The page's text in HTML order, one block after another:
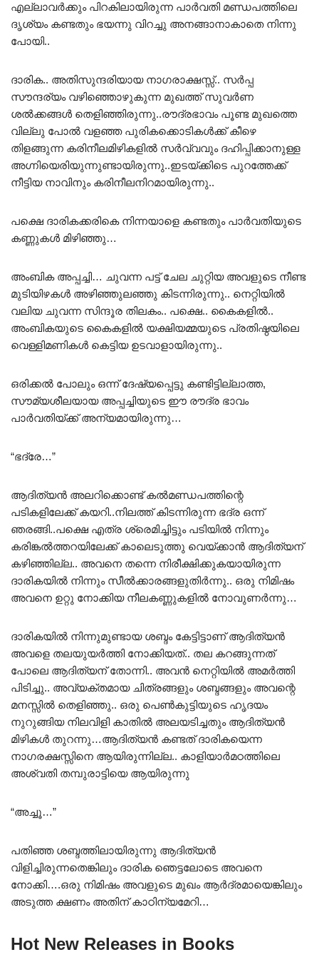
എല്ലാവർക്കും പിറകിലായിരുന്ന പാർവതി മണ്ഡപത്തിലെ
ദൃശ്യം കണ്ടതും ഭയന്നു വിറച്ചു അനങ്ങാനാകാതെ നിന്നു
പോയി..
ദാരിക.. അതിസുന്ദരിയായ നാഗരാക്ഷസ്സ്.. സർപ്പ
സൗന്ദര്യം വഴിഞ്ഞൊഴുകുന്ന മുഖത്ത് സുവർണ
ശൽക്കങ്ങൾ തെളിഞ്ഞിരുന്നു..രൗദ്രഭാവം പൂണ്ട മുഖത്തെ
വില്ലു പോൽ വളഞ്ഞ പുരികക്കൊടികൾക്ക് കീഴെ
തിളങ്ങുന്ന കരിനീലമിഴികളിൽ സർവ്വവും ദഹിപ്പിക്കാനുള്ള
അഗ്നിയെരിയുന്നുണ്ടായിരുന്നു..ഇടയ്ക്കിടെ പുറത്തേക്ക്
നീട്ടിയ നാവിനും കരിനീലനിറമായിരുന്നു..
പക്ഷെ ദാരികക്കരികെ നിന്നയാളെ കണ്ടതും പാർവതിയുടെ
കണ്ണുകൾ മിഴിഞ്ഞു…
അംബിക അപ്പച്ചി… ചുവന്ന പട്ട് ചേല ചുറ്റിയ അവളുടെ നീണ്ട
മുടിയിഴകൾ അഴിഞ്ഞുലഞ്ഞു കിടന്നിരുന്നു.. നെറ്റിയിൽ
വലിയ ചുവന്ന സിന്ദൂര തിലകം.. പക്ഷെ.. കൈകളിൽ..
അംബികയുടെ കൈകളിൽ യക്ഷിയമ്മയുടെ പ്രതിഷ്ഠയിലെ
വെള്ളിമണികൾ കെട്ടിയ ഉടവാളായിരുന്നു..
ഒരിക്കൽ പോലും ഒന്ന് ദേഷ്യപ്പെട്ടു കണ്ടിട്ടില്ലാത്ത,
സൗമ്യശീലയായ അപ്പച്ചിയുടെ ഈ രൗദ്ര ഭാവം
പാർവതിയ്ക്ക് അന്യമായിരുന്നു…
“ഭദ്രേ…”
ആദിത്യൻ അലറിക്കൊണ്ട് കൽമണ്ഡപത്തിന്റെ
പടികളിലേക്ക് കയറി..നിലത്ത് കിടന്നിരുന്ന ഭദ്ര ഒന്ന്
ഞരങ്ങി..പക്ഷെ എത്ര ശ്രെമിച്ചിട്ടും പടിയിൽ നിന്നും
കരിങ്കൽത്തറയിലേക്ക് കാലെടുത്തു വെയ്ക്കാൻ ആദിത്യന്
കഴിഞ്ഞില്ല.. അവനെ തന്നെ നിരീക്ഷിക്കുകയായിരുന്ന
ദാരികയിൽ നിന്നും സീൽക്കാരങ്ങളുതിർന്നു.. ഒരു നിമിഷം
അവനെ ഉറ്റു നോക്കിയ നീലകണ്ണുകളിൽ നോവുണർന്നു…
ദാരികയിൽ നിന്നുമുണ്ടായ ശബ്ദം കേട്ടിട്ടാണ് ആദിത്യൻ
അവളെ തലയുയർത്തി നോക്കിയത്.. തല കറങ്ങുന്നത്
പോലെ ആദിത്യന് തോന്നി.. അവൻ നെറ്റിയിൽ അമർത്തി
പിടിച്ചു.. അവ്യക്തമായ ചിത്രങ്ങളും ശബ്ദങ്ങളും അവന്റെ
മനസ്സിൽ തെളിഞ്ഞു.. ഒരു പെൺകുട്ടിയുടെ ഹൃദയം
നുറുങ്ങിയ നിലവിളി കാതിൽ അലയടിച്ചതും ആദിത്യൻ
മിഴികൾ തുറന്നു…ആദിത്യൻ കണ്ടത് ദാരികയെന്ന
നാഗരക്ഷസ്സിനെ ആയിരുന്നില്ല.. കാളിയാർമഠത്തിലെ
അശ്വതി തമ്പുരാട്ടിയെ ആയിരുന്നു
“അച്ചൂ…”
പതിഞ്ഞ ശബ്ദത്തിലായിരുന്നു ആദിത്യൻ
വിളിച്ചിരുന്നതെങ്കിലും ദാരിക ഞെട്ടലോടെ അവനെ
നോക്കി….ഒരു നിമിഷം അവളുടെ മുഖം ആർദ്രമായെങ്കിലും
അടുത്ത ക്ഷണം അതിന് കാഠിന്യമേറി…
Hot New Releases in Books